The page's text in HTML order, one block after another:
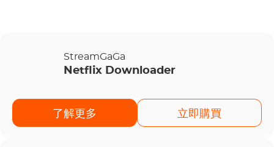
StreamGaGa
Netflix Downloader
了解更多 立即購買